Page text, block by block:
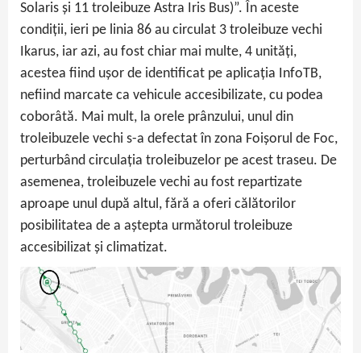
Solaris și 11 troleibuze Astra Iris Bus)”. În aceste
condiții, ieri pe linia 86 au circulat 3 troleibuze vechi
Ikarus, iar azi, au fost chiar mai multe, 4 unități,
acestea fiind ușor de identificat pe aplicația InfoTB,
nefiind marcate ca vehicule accesibilizate, cu podea
coborâtă. Mai mult, la orele prânzului, unul din
troleibuzele vechi s-a defectat în zona Foișorul de Foc,
perturbând circulația troleibuzelor pe acest traseu. De
asemenea, troleibuzele vechi au fost repartizate
aproape unul după altul, fără a oferi călătorilor
posibilitatea de a aștepta următorul troleibuze
accesibilizat și climatizat.